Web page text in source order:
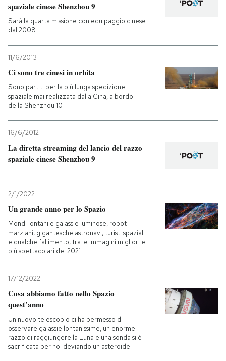
spaziale cinese Shenzhou 9
Sarà la quarta missione con equipaggio cinese
dal 2008
11/6/2013
Ci sono tre cinesi in orbita
Sono partiti per la più lunga spedizione
spaziale mai realizzata dalla Cina, a bordo
della Shenzhou 10
16/6/2012
La diretta streaming del lancio del razzo
spaziale cinese Shenzhou 9
2/1/2022
Un grande anno per lo Spazio
Mondi lontani e galassie luminose, robot
marziani, gigantesche astronavi, turisti spaziali
e qualche fallimento, tra le immagini migliori e
più spettacolari del 2021
17/12/2022
Cosa abbiamo fatto nello Spazio
quest’anno
Un nuovo telescopio ci ha permesso di
osservare galassie lontanissime, un enorme
razzo di raggiungere la Luna e una sonda si è
sacrificata per noi deviando un asteroide